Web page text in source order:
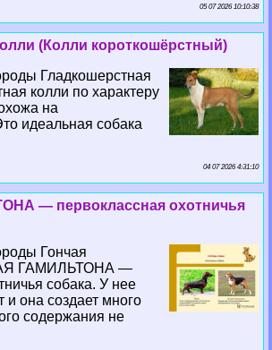
05 07 2026 10:10:38
(Колли короткошёрстный)
Гладкошерстная
колли по хаpaктеру
на
идеальная собака
04 07 2026 4:31:10
— первоклассная охотничья
Гончая
ГАМИЛЬТОНА —
собака. У нее
она создает много
содержания не